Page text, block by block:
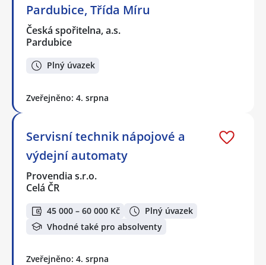
Pardubice, Třída Míru
Česká spořitelna, a.s.
Pardubice
Plný úvazek
Zveřejněno: 4. srpna
Servisní technik nápojové a
výdejní automaty
Provendia s.r.o.
Celá ČR
45 000 – 60 000 Kč
Plný úvazek
Vhodné také pro absolventy
Zveřejněno: 4. srpna